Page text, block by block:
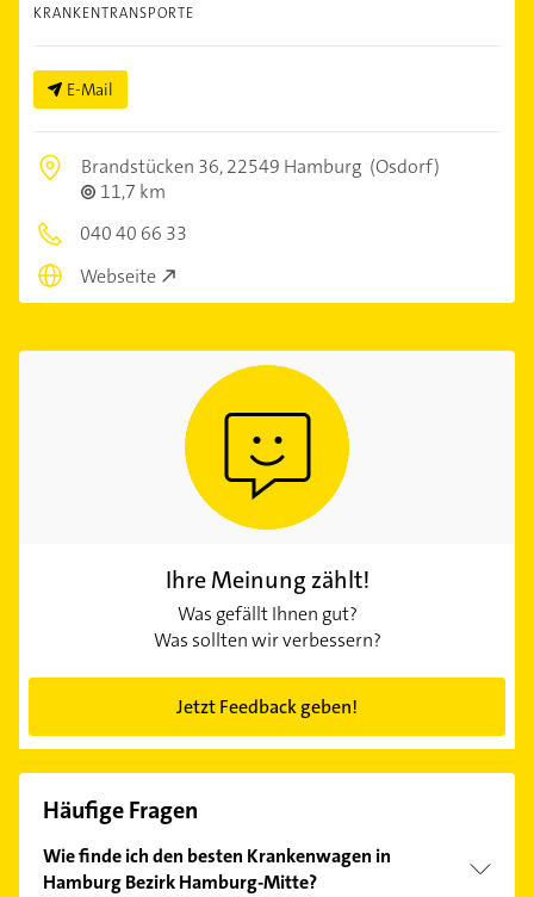
KRANKENTRANSPORTE
E-Mail
Brandstücken 36,22549 Hamburg (Osdorf)
11,7 km
040 40 66 33
Webseite
Ihre Meinung zählt!
Was gefällt Ihnen gut?
Was sollten wir verbessern?
Jetzt Feedback geben!
Häufige Fragen
Wie finde ich den besten Krankenwagen in
Hamburg Bezirk Hamburg-Mitte?